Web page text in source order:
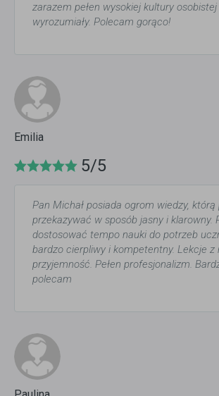
zarazem pełen wysokiej kultury
wyrozumiały. Polecam gorąco!
Emilia
5/5
Pan Michał posiada ogrom wiedzy, którą
przekazywać w sposób jasny i klarowny.
dostosować tempo nauki do potrzeb
bardzo cierpliwy i kompetentny. Lekcje z
przyjemność. Pełen profesjonalizm.
polecam